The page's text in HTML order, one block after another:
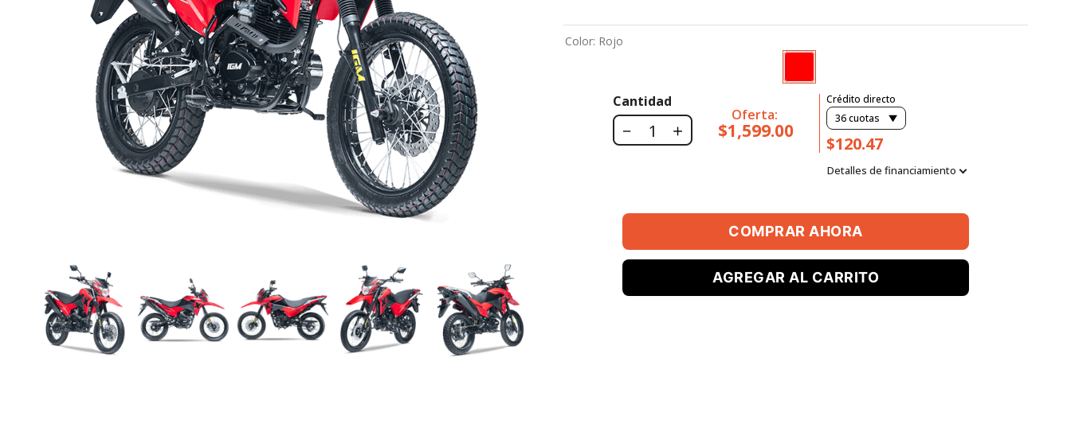
Color: Rojo
Cantidad
＋
－
Oferta:
$1,599.00
Crédito directo
36cuotas
$120.47
Detalles de financiamiento
COMPRAR AHORA
AGREGAR AL CARRITO